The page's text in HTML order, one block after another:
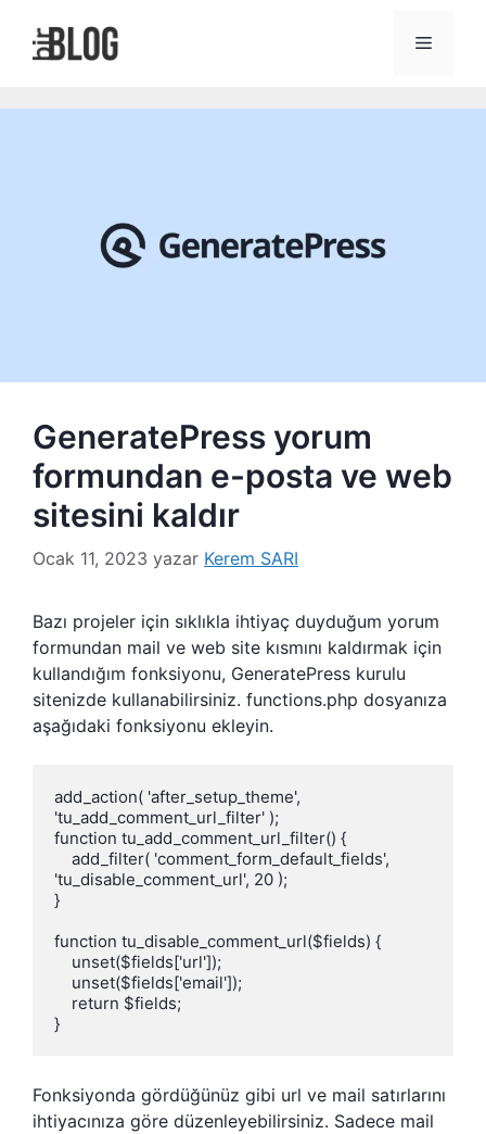
Menü
GeneratePress yorum
formundan e-posta ve web
sitesini kaldır
Ocak 11, 2023 yazar Kerem SARI
Bazı projeler için sıklıkla ihtiyaç duyduğum yorum
formundan mail ve web site kısmını kaldırmak için
kullandığım fonksiyonu, GeneratePress kurulu
sitenizde kullanabilirsiniz. functions.php dosyanıza
aşağıdaki fonksiyonu ekleyin.
add_action( 'after_setup_theme',
'tu_add_comment_url_filter' );
function tu_add_comment_url_filter() {
'tu_disable_comment_url', 20 );
}
function tu_disable_comment_url($fields) {
}
Fonksiyonda gördüğünüz gibi url ve mail satırlarını
ihtiyacınıza göre düzenleyebilirsiniz. Sadece mail